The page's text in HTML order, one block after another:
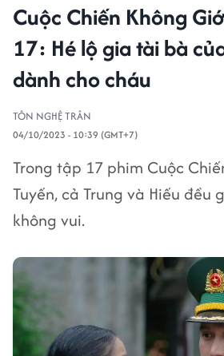
Cuộc Chiến Không
17: Hé lộ gia tài bà
dành cho cháu
TÔN NGHỆ TRÂN
04/10/2023 - 10:39 (GMT+7)
Trong tập 17 phim Cuộc
Tuyến, cả Trung và Hiếu đều
không vui.